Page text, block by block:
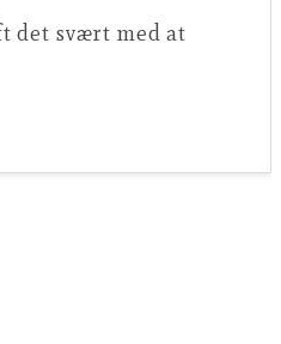
det svært med at